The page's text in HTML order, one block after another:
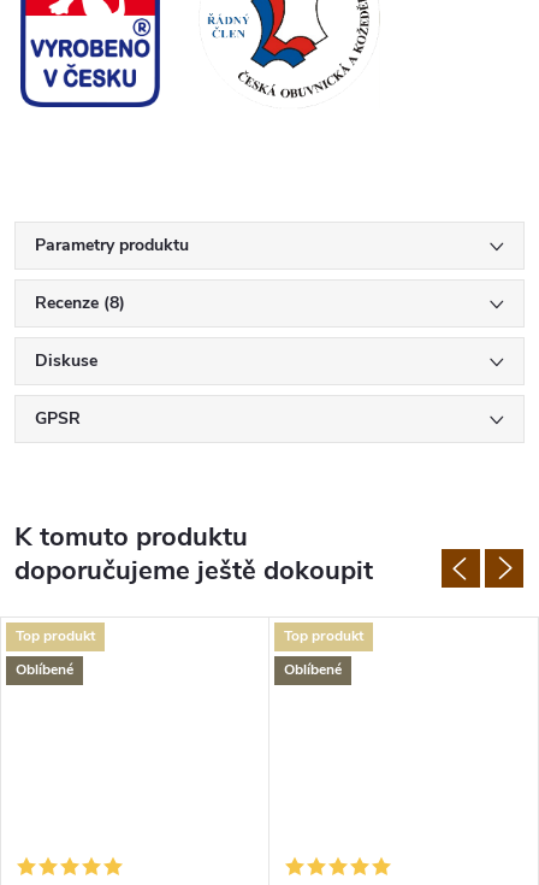
Parametry produktu
Recenze (8)
Diskuse
GPSR
K tomuto produktu
doporučujeme ještě dokoupit
Top produkt
Oblíbené
Top produkt
Oblíbené